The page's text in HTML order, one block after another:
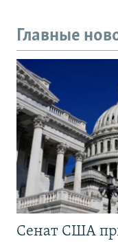
Главные
Сенат США